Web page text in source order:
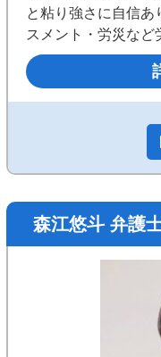
と粘り強さに自信あ
スメント・労災など
の取り扱い実績多
す。まずはお気軽に
森江悠斗 弁護